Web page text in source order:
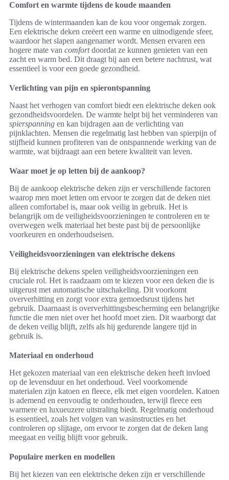
Comfort en warmte tijdens de koude maanden
Tijdens de wintermaanden kan de kou voor ongemak zorgen.
Een elektrische deken creëert een warme en uitnodigende sfeer,
waardoor het slapen aangenamer wordt. Mensen ervaren een
hogere mate van comfortdoordat ze kunnen genieten van een
zacht en warm bed. Dit draagt bij aan een betere nachtrust, wat
essentieel is voor een goede gezondheid.
Verlichting van pijn en spierontspanning
Naast het verhogen van comfort biedt een elektrische deken ook
gezondheidsvoordelen. De warmte helpt bij het verminderen van
spierspanning en kan bijdragen aan de verlichting van
pijnklachten. Mensen die regelmatig last hebben van spierpijn of
stijfheid kunnen profiteren van de ontspannende werking van de
warmte, wat bijdraagt aan een betere kwaliteit van leven.
Waar moet je op letten bij de aankoop?
Bij de aankoop elektrische deken zijn er verschillende factoren
waarop men moet letten om ervoor te zorgen dat de deken niet
alleen comfortabel is, maar ook veilig in gebruik. Het is
belangrijk om de veiligheidsvoorzieningen te controleren en te
overwegen welk materiaal het beste past bij de persoonlijke
voorkeuren en onderhoudseisen.
Veiligheidsvoorzieningen van elektrische dekens
Bij elektrische dekens spelen veiligheidsvoorzieningen een
cruciale rol. Het is raadzaam om te kiezen voor een deken die is
uitgerust met automatische uitschakeling. Dit voorkomt
oververhitting en zorgt voor extra gemoedsrust tijdens het
gebruik. Daarnaast is oververhittingsbescherming een belangrijke
functie die men niet over het hoofd moet zien. Dit waarborgt dat
de deken veilig blijft, zelfs als hij gedurende langere tijd in
gebruik is.
Materiaal en onderhoud
Het gekozen materiaal van een elektrische deken heeft invloed
op de levensduur en het onderhoud. Veel voorkomende
materialen zijn katoen en fleece, elk met eigen voordelen. Katoen
is ademend en eenvoudig te onderhouden, terwijl fleece een
warmere en luxueuzere uitstraling biedt. Regelmatig onderhoud
is essentieel, zoals het volgen van wasinstructies en het
controleren op slijtage, om ervoor te zorgen dat de deken lang
meegaat en veilig blijft voor gebruik.
Populaire merken en modellen
Bij het kiezen van een elektrische deken zijn er verschillende